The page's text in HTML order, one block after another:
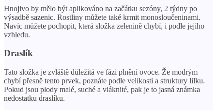
Hnojivo by mělo být aplikováno na začátku sezóny, 2 týdny po
výsadbě sazenic. Rostliny můžete také krmit monosloučeninami.
Navíc můžete pochopit, která složka zelenině chybí, i podle jejího
vzhledu.
Draslík
Tato složka je zvláště důležitá ve fázi plnění ovoce. Že modrým
chybí přesně tento prvek, poznáte podle velikosti a struktury lilku.
Pokud jsou plody malé, suché a vláknité, pak je to jasná známka
nedostatku draslíku.